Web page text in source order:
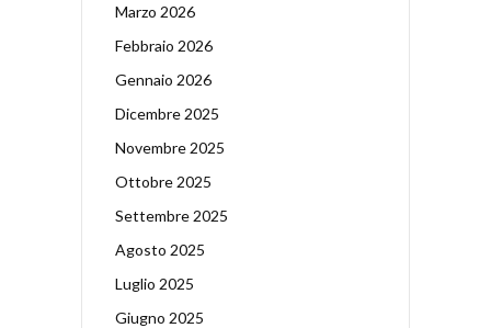
Marzo 2026
Febbraio 2026
Gennaio 2026
Dicembre 2025
Novembre 2025
Ottobre 2025
Settembre 2025
Agosto 2025
Luglio 2025
Giugno 2025